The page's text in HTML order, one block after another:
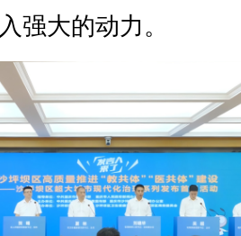
强大的动力。